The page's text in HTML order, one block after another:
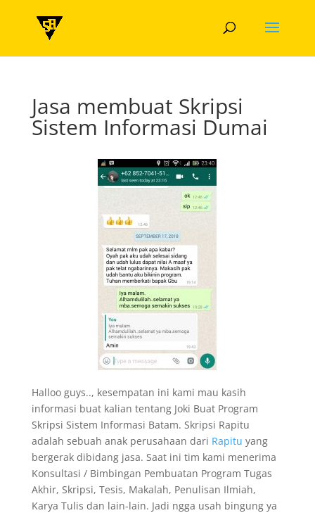
Jasa membuat Skripsi
Sistem Informasi Dumai
Halloo guys.., kesempatan ini kami mau kasih
informasi buat kalian tentang Joki Buat Program
Skripsi Sistem Informasi Batam. Skripsi Rapitu
adalah sebuah anak perusahaan dari Rapitu yang
bergerak dibidang jasa. Saat ini tim kami menerima
Konsultasi / Bimbingan Pembuatan Program Tugas
Akhir, Skripsi, Tesis, Makalah, Penulisan Ilmiah,
Karya Tulis dan lain-lain. Jadi ngga usah bingung ya